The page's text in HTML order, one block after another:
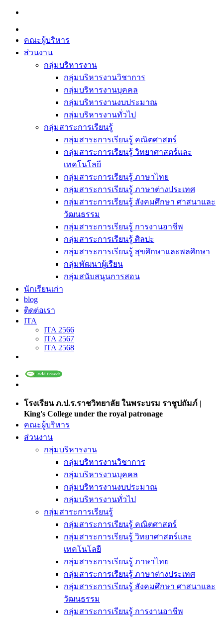
Skip
content
คณะผู้บริหาร
ส่วนงาน
กลุ่มบริหารงาน
กลุ่มบริหารงานวิชาการ
กลุ่มบริหารงานบุคคล
กลุ่มบริหารงานงบประมาณ
กลุ่มบริหารงานทั่วไป
กลุ่มสาระการเรียนรู้
กลุ่มสาระการเรียนรู้ คณิตศาสตร์
กลุ่มสาระการเรียนรู้ วิทยาศาสตร์และ
เทคโนโลยี
กลุ่มสาระการเรียนรู้ ภาษาไทย
กลุ่มสาระการเรียนรู้ ภาษาต่างประเทศ
กลุ่มสาระการเรียนรู้ สังคมศึกษา ศาสนาและ
วัฒนธรรม
กลุ่มสาระการเรียนรู้ การงานอาชีพ
กลุ่มสาระการเรียนรู้ ศิลปะ
กลุ่มสาระการเรียนรู้ สุขศึกษาและพลศึกษา
กลุ่มพัฒนาผู้เรียน
กลุ่มสนับสนุนการสอน
นักเรียนเก่า
blog
ติดต่อเรา
ITA
ITA 2566
ITA 2567
ITA 2568
โรงเรียน ภ.ป.ร.ราชวิทยาลัย ในพระบรม ราชูปถัมภ์ |
King's College under the royal patronage
คณะผู้บริหาร
ส่วนงาน
กลุ่มบริหารงาน
กลุ่มบริหารงานวิชาการ
กลุ่มบริหารงานบุคคล
กลุ่มบริหารงานงบประมาณ
กลุ่มบริหารงานทั่วไป
กลุ่มสาระการเรียนรู้
กลุ่มสาระการเรียนรู้ คณิตศาสตร์
กลุ่มสาระการเรียนรู้ วิทยาศาสตร์และ
เทคโนโลยี
กลุ่มสาระการเรียนรู้ ภาษาไทย
กลุ่มสาระการเรียนรู้ ภาษาต่างประเทศ
กลุ่มสาระการเรียนรู้ สังคมศึกษา ศาสนาและ
วัฒนธรรม
กลุ่มสาระการเรียนรู้ การงานอาชีพ